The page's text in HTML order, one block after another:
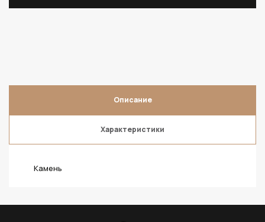
Описание
Характеристики
Камень